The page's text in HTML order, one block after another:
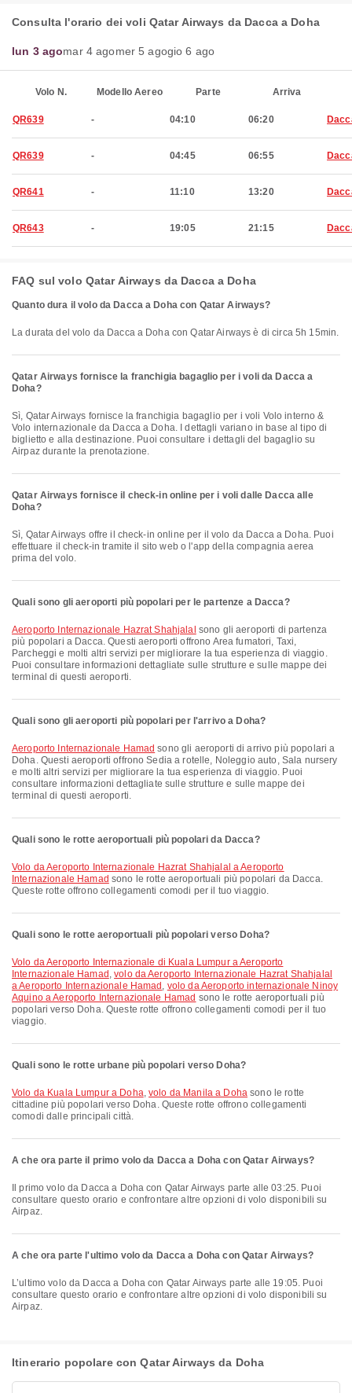
Consulta l'orario dei voli Qatar Airways da Dacca a Doha
lun 3 agomar 4 agomer 5 agogio 6 ago
Volo N. Modello Aereo Parte Arriva
QR639 - 04:10 06:20
QR639 - 04:45 06:55
QR641 - 11:10 13:20
QR643 - 19:05 21:15
FAQ sul volo Qatar Airways da Dacca a Doha
Quanto dura il volo da Dacca a Doha con Qatar Airways?
La durata del volo da Dacca a Doha con Qatar Airways è di circa 5h 15min.
Qatar Airways fornisce la franchigia bagaglio per i voli da Dacca a
Doha?
Sì, Qatar Airways fornisce la franchigia bagaglio per i voli Volo interno &
Volo internazionale da Dacca a Doha. I dettagli variano in base al tipo di
biglietto e alla destinazione. Puoi consultare i dettagli del bagaglio su
Airpaz durante la prenotazione.
Qatar Airways fornisce il check-in online per i voli dalle Dacca alle
Doha?
Sì, Qatar Airways offre il check-in online per il volo da Dacca a Doha. Puoi
effettuare il check-in tramite il sito web o l'app della compagnia aerea
prima del volo.
Quali sono gli aeroporti più popolari per le partenze a Dacca?
Aeroporto Internazionale Hazrat Shahjalal sono gli aeroporti di partenza
più popolari a Dacca. Questi aeroporti offrono Area fumatori, Taxi,
Parcheggi e molti altri servizi per migliorare la tua esperienza di viaggio.
Puoi consultare informazioni dettagliate sulle strutture e sulle mappe dei
terminal di questi aeroporti.
Quali sono gli aeroporti più popolari per l'arrivo a Doha?
Aeroporto Internazionale Hamad sono gli aeroporti di arrivo più popolari a
Doha. Questi aeroporti offrono Sedia a rotelle, Noleggio auto, Sala nursery
e molti altri servizi per migliorare la tua esperienza di viaggio. Puoi
consultare informazioni dettagliate sulle strutture e sulle mappe dei
terminal di questi aeroporti.
Quali sono le rotte aeroportuali più popolari da Dacca?
volo da Aeroporto Internazionale Hazrat Shahjalal a Aeroporto
Internazionale Hamad sono le rotte aeroportuali più popolari da Dacca.
Queste rotte offrono collegamenti comodi per il tuo viaggio.
Quali sono le rotte aeroportuali più popolari verso Doha?
volo da Aeroporto Internazionale di Kuala Lumpur a Aeroporto
Internazionale Hamad ,volo da Aeroporto Internazionale Hazrat Shahjalal
a Aeroporto Internazionale Hamad , volo da Aeroporto internazionale Ninoy
Aquino a Aeroporto Internazionale Hamad sono le rotte aeroportuali più
popolari verso Doha. Queste rotte offrono collegamenti comodi per il tuo
viaggio.
Quali sono le rotte urbane più popolari verso Doha?
volo da Kuala Lumpur a Doha,volo da Manila a Doha sono le rotte
cittadine più popolari verso Doha. Queste rotte offrono collegamenti
comodi dalle principali città.
A che ora parte il primo volo da Dacca a Doha con Qatar Airways?
consultare questo orario e confrontare altre opzioni di volo disponibili su
Airpaz.
A che ora parte l'ultimo volo da Dacca a Doha con Qatar Airways?
L’ultimo volo da Dacca a Doha con Qatar Airways parte alle 19:05. Puoi
consultare questo orario e confrontare altre opzioni di volo disponibili su
Airpaz.
Itinerario popolare con Qatar Airways da Doha